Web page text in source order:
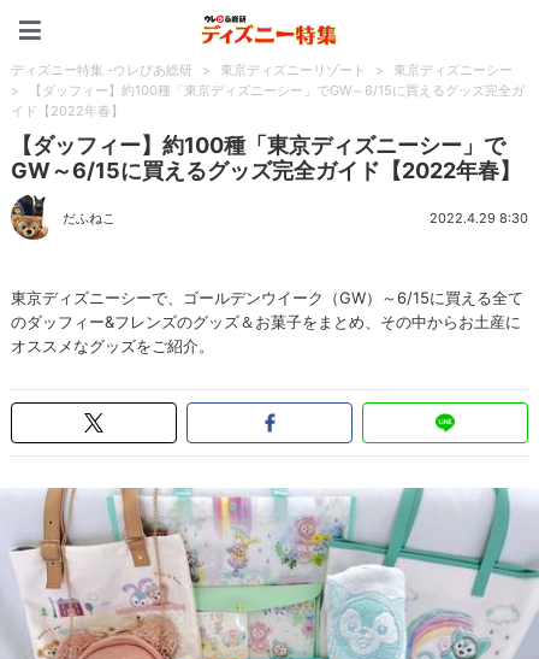
ディズニー特集 -ウレぴあ総研 > 東京ディズニーリゾート >
東京ディズニーシー
>
【ダッフィー】約100種「東京ディズニーシー」でGW～6/15に買えるグッズ完全ガ
イド【2022年春】
【ダッフィー】約100種「東京ディズニーシー」で
GW～6/15に買えるグッズ完全ガイド【2022年春】
だふねこ 2022.4.29 8:30
東京ディズニーシーで、ゴールデンウイーク（GW）～6/15に買える全て
のダッフィー&フレンズのグッズ＆お菓子をまとめ、その中からお土産に
オススメなグッズをご紹介。